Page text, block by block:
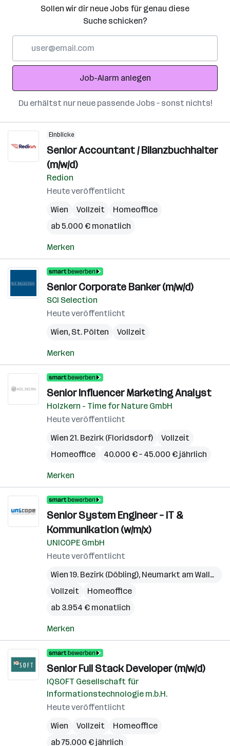
Sollen wir dir neue Jobs für genau diese
Suche schicken?
Adresse
Job-Alarm anlegen
Du erhältst nur neue passende Jobs – sonst nichts!
Einblicke
Senior Accountant / Bilanzbuchhalter
(m/w/d)
Redion
Heute veröffentlicht
Wien
Vollzeit
Homeoffice
ab 5.000 € monatlich
Merken
Senior Corporate Banker (m/w/d)
SCI Selection
Heute veröffentlicht
Wien, St. Pölten Vollzeit
Merken
Senior Influencer Marketing Analyst
Holzkern - Time for Nature GmbH
Heute veröffentlicht
Wien 21. Bezirk (Floridsdorf)
Vollzeit
Homeoffice
40.000 € – 45.000 € jährlich
Merken
Senior System Engineer – IT &
Kommunikation (w/m/x)
UNICOPE GmbH
Heute veröffentlicht
Wien 19. Bezirk (Döbling), Neumarkt am Wallersee
Vollzeit
Homeoffice
ab 3.954 € monatlich
Merken
Senior Full Stack Developer (m/w/d)
IQSOFT Gesellschaft für
Informationstechnologie m.b.H.
Heute veröffentlicht
Wien
Vollzeit
Homeoffice
ab 75.000 € jährlich